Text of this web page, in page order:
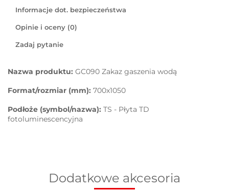
Informacje dot. bezpieczeństwa
Opinie i oceny (0)
Zadaj pytanie
Nazwa produktu: GC090 Zakaz gaszenia wodą
Format/rozmiar (mm): 700x1050
Podłoże (symbol/nazwa): TS - Płyta TD
fotoluminescencyjna
Dodatkowe akcesoria